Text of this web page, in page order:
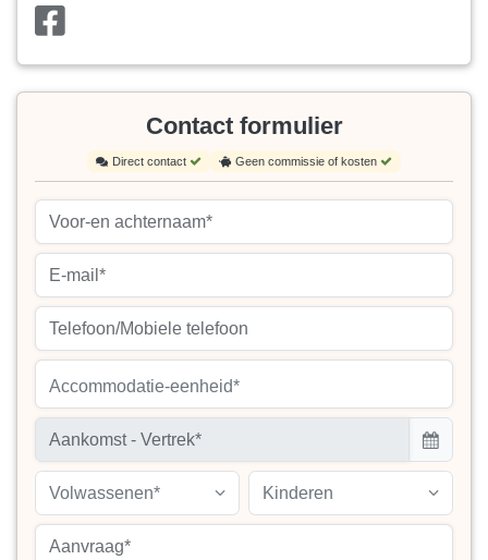
Contact formulier
Direct contact Geen commissie of kosten
Accommodatie-eenheid*
Volwassenen* Kinderen